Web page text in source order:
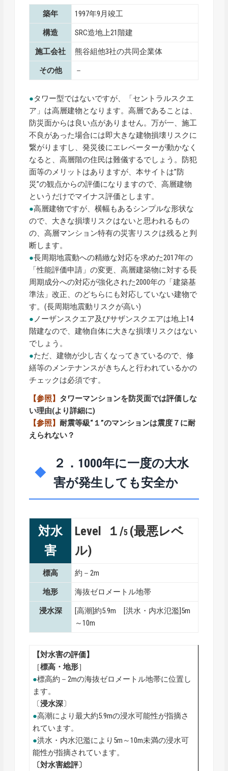
築年 1997年9月竣工
構造 SRC造地上21階建
施工会社 熊谷組他3社の共同企業体
その他 －
●タワー型ではないですが、「セントラルスクエ
ア」は高層建物となります。高層であることは、
防災面からは良い点がありません。万が一、施工
不良があった場合には即大きな建物損壊リスクに
繋がりますし、発災後にエレベーターが動かなく
なると、高層階の住民は難儀するでしょう。防犯
面等のメリットはありますが、本サイトは”防
災”の観点からの評価になりますので、高層建物
というだけでマイナス評価とします。
●高層建物ですが、横幅もあるシンプルな形状な
ので、大きな損壊リスクはないと思われるもの
の、高層マンション特有の災害リスクは残ると判
断します。
●長周期地震動への精緻な対応を求めた2017年の
「性能評価申請」の変更、高層建築物に対する長
周期成分への対応が強化された2000年の「建築基
準法」改正、のどちらにも対応していない建物で
す。(長周期地震動リスクが高い)
● ノーザンスクエア及びサザンスクエアは地上14
階建なので、建物自体に大きな損壊リスクはない
でしょう。
●ただ、建物が少し古くなってきているので、修
繕等のメンテナンスがきちんと行われているかの
チェックは必須です。
【参照】 タワーマンションを防災面では評価しな
い理由(より詳細に)
【参照】耐震等級“１”のマンションは震度７に耐
えられない？
２．1000年に一度の大水
害が発生しても安全か
対水
害
Level １/5 (最悪レベ
ル)
標高 約－2m
地形 海抜ゼロメートル地帯
浸水深
[高潮]約5.9m [洪水・内水氾濫]5m
～10m
【対水害の評価】
［標高・地形］
●標高約－2mの海抜ゼロメートル地帯に位置し
ます。
〔浸水深〕
●高潮により最大約5.9mの浸水可能性が指摘さ
れています。
●洪水・内水氾濫により5m～10m未満の浸水可
能性が指摘されています。
〔対水害総評〕